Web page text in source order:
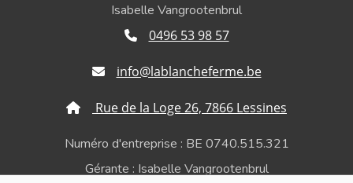
Isabelle Vangrootenbrul
0496 53 98 57
info@lablancheferme.be
Rue de la Loge 26, 7866 Lessines
Numéro d'entreprise : BE 0740.515.321
Gérante : Isabelle Vangrootenbrul